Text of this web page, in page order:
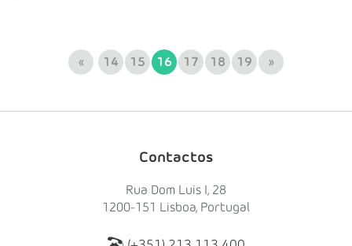
« 14 15 16 17 18 19 »
Contactos
Rua Dom Luis I, 28
1200-151 Lisboa, Portugal